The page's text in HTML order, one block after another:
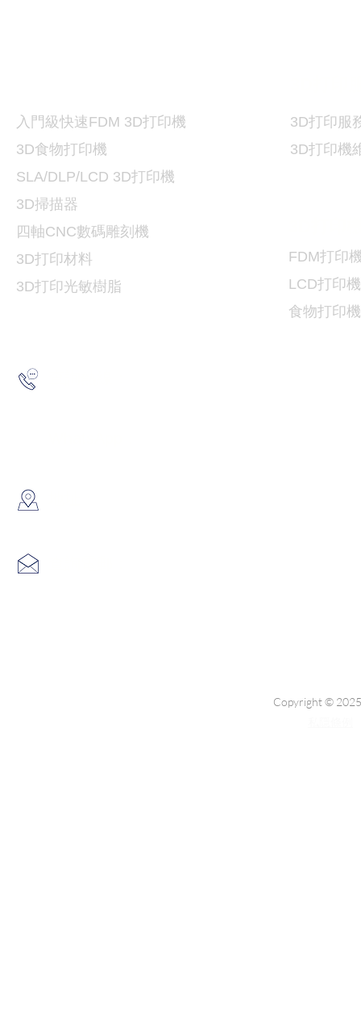
入門級快速FDM 3D打印機
3D食物打印機
SLA/DLP/LCD 3D打印機
3D掃描器
​四軸CNC數碼雕刻機
3D打印材料
3D打印光敏樹脂
3D打印服
3D打印機
FDM打印
LCD打印
食物打印
Copyright © 2025